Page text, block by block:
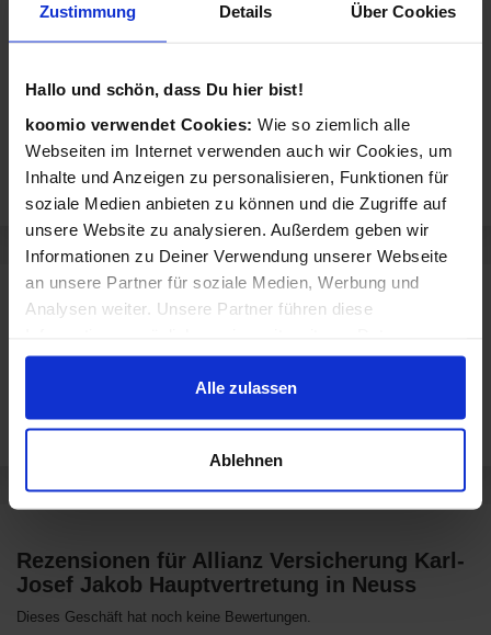
Zustimmung Details Über Cookies
Hallo und schön, dass Du hier bist!
koomio verwendet Cookies: Wie so ziemlich alle
Webseiten im Internet verwenden auch wir Cookies, um
Inhalte und Anzeigen zu personalisieren, Funktionen für
soziale Medien anbieten zu können und die Zugriffe auf
unsere Website zu analysieren. Außerdem geben wir
Informationen zu Deiner Verwendung unserer Webseite
an unsere Partner für soziale Medien, Werbung und
Analysen weiter. Unsere Partner führen diese
zusammen, die Du ihnen bereitgestellt hast oder die sie
im Rahmen Deiner Nutzung der Dienste gesammelt
haben.
Alle zulassen
Ablehnen
Gründungsjahr: 1997
Sortiment von Allianz Versicherung Karl-
Josef Jakob Hauptvertretung in Neuss
Allianz Versicherung Karl-Josef Jakob Hauptvertretung in Neuss
Finanzen, Recht &
Beratung
Versicherungen
Rezensionen für Allianz Versicherung Karl-
Josef Jakob Hauptvertretung in Neuss
Dieses Geschäft hat noch keine Bewertungen.